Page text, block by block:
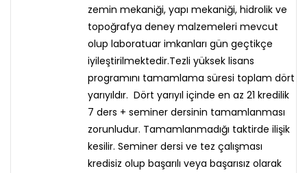
zemin mekaniği, yapı mekaniği, hidrolik ve
topoğrafya deney malzemeleri mevcut
olup laboratuar imkanları gün geçtikçe
iyileştirilmektedir.Tezli yüksek lisans
programını tamamlama süresi toplam dört
yarıyıldır. Dört yarıyıl içinde en az 21 kredilik
7 ders + seminer dersinin tamamlanması
zorunludur. Tamamlanmadığı taktirde ilişik
kesilir. Seminer dersi ve tez çalışması
kredisiz olup başarılı veya başarısız olarak